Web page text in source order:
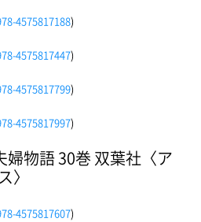
4575817188)
4575817447)
4575817799)
4575817997)
婦物語 30巻 双葉社〈ア
〉
4575817607)